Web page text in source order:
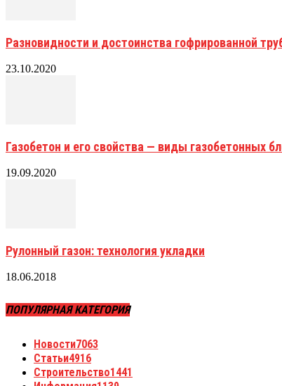
Разновидности и достоинства гофрированной
23.10.2020
Газобетон и его свойства — виды газобетонных
19.09.2020
Рулонный газон: технология укладки
18.06.2018
ПОПУЛЯРНАЯ КАТЕГОРИЯ
Новости7063
Статьи4916
Строительство1441